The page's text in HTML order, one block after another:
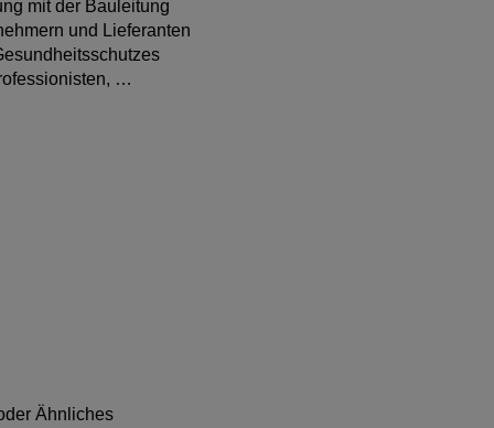
mit der Bauleitung
und Lieferanten
…
Ähnliches